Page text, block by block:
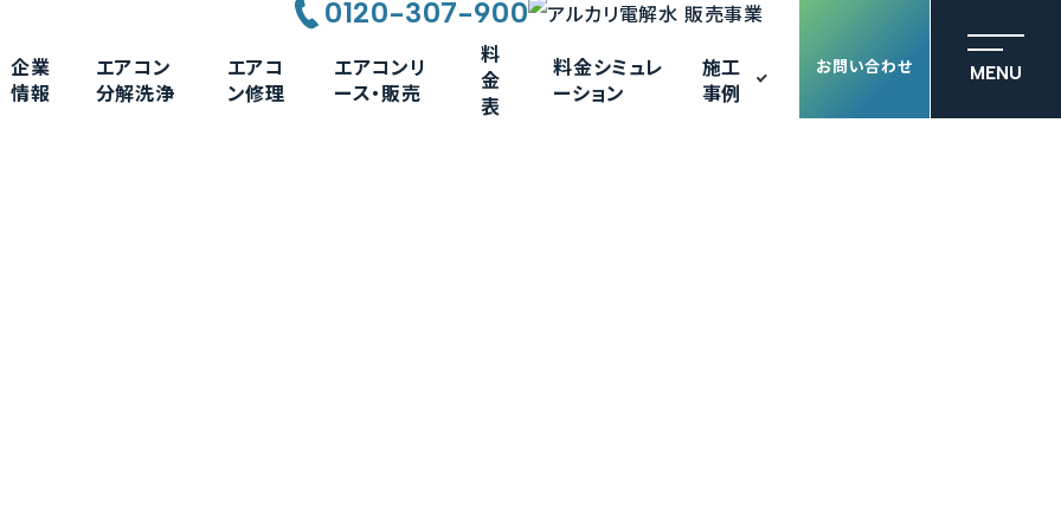
0120-307-900
企業
情報
エアコン
分解洗浄
エアコ
ン修理
エアコンリ
ース・販売
料
金
表
料金シミュレ
ーション
施工
事例
お問い合わせ MENU